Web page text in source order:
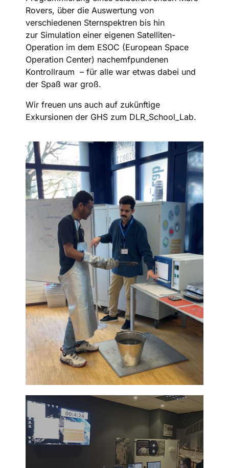
Rovers, über die Auswertung von
verschiedenen Sternspektren bis hin
zur Simulation einer eigenen Satelliten-
Operation im dem ESOC (European Space
Operation Center) nachemfpundenen
Kontrollraum – für alle war etwas dabei und
der Spaß war groß.
Wir freuen uns auch auf zukünftige
Exkursionen der GHS zum DLR_School_Lab.